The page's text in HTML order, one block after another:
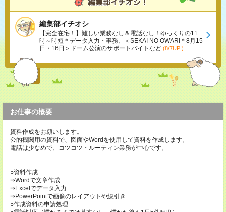
編集部イチオシ
【完全在宅！】難しい業務なし＆電話なし！ゆっくりの11
時～時短＊データ入力・事務、＜SEKAI NO OWARI＊8月15
日・16日＞ドーム公演のサポートバイトなど (8/7UP!)
お仕事の概要
資料作成をお願いします。
公的機関用の資料で、図面やWordを使用して資料を作成します。
電話は少なめで、コツコツ・ルーティン業務が中心です。
○資料作成
⇒Wordで文章作成
⇒Excelでデータ入力
⇒PowerPointで画像のレイアウトや線引き
○作成資料の申請処理